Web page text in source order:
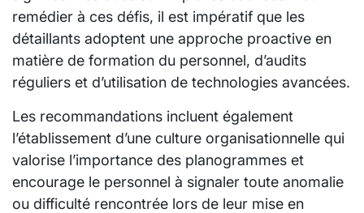
remédier à ces défis, il est impératif que les
détaillants adoptent une approche proactive en
matière de formation du personnel, d’audits
réguliers et d’utilisation de technologies avancées.
Les recommandations incluent également
l’établissement d’une culture organisationnelle qui
valorise l’importance des planogrammes et
encourage le personnel à signaler toute anomalie
ou difficulté rencontrée lors de leur mise en